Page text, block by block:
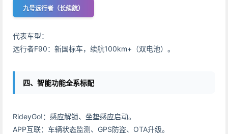
九号远行者（长续航）
代表车型：
远行者F90：新国标车，续航100km+（双电池）。
四、智能功能全系标配
RideyGo!：感应解锁、坐垫感应启动。
APP互联：车辆状态监测、GPS防盗、OTA升级。